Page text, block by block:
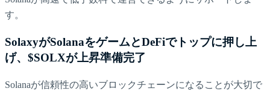
す。
SolaxyがSolanaをゲームとDeFiでトップに押し上
げ、$SOLXが上昇準備完了
Solanaが信頼性の高いブロックチェーンになることが大切で